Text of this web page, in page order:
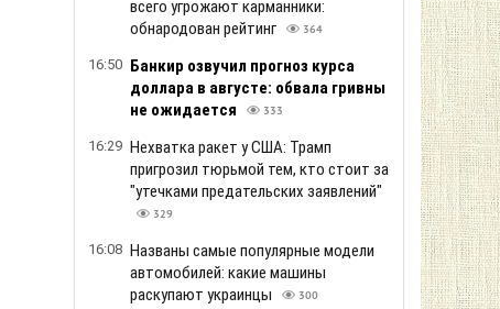
всего угрожают карманники:
обнародован рейтинг
364
16:50 Банкир озвучил прогноз курса
доллара в августе: обвала гривны
не ожидается
333
16:29 Нехватка ракет у США: Трамп
пригрозил тюрьмой тем, кто стоит за
"утечками предательских заявлений"
329
16:08 Названы самые популярные модели
автомобилей: какие машины
раскупают украинцы
300